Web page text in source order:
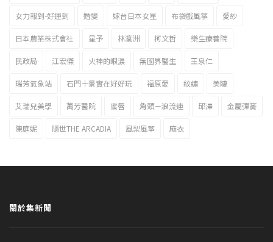
女力報到-好運到 婚變 嫁台日本女星 布袋戲風箏 愛紗
日本農業株式會社 星予 林瀛洲 柯文哲 樂生療養院
民政局 江宏傑 火神的眼淚 無國界醫生 王泉仁
瑞芳氣象站 石門十景實在好好玩 福原愛 紋繡 美睫
艾瑞兒美學 萬芳醫院 蜜唇 角頭－浪流連 邱澤 金屬彈簧
陳庭妮 隱世THE ARCADIA 風梨風箏 麻衣
關於集新聞